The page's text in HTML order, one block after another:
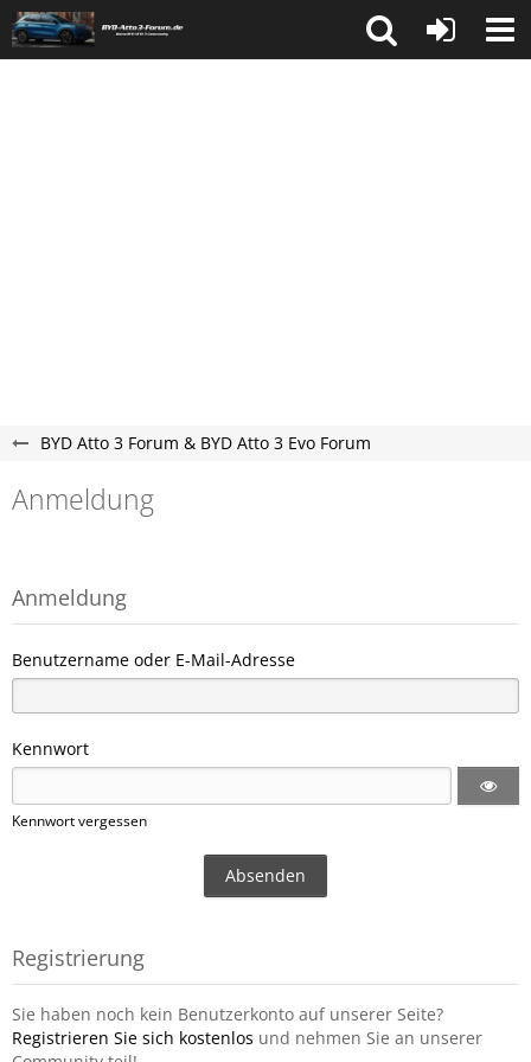
BYD Atto 3 Forum & BYD Atto 3 Evo Forum
Anmeldung
Anmeldung
Benutzername oder E-Mail-Adresse
Kennwort
Kennwort vergessen
Registrierung
Sie haben noch kein Benutzerkonto auf unserer Seite?
Registrieren Sie sich kostenlos und nehmen Sie an unserer